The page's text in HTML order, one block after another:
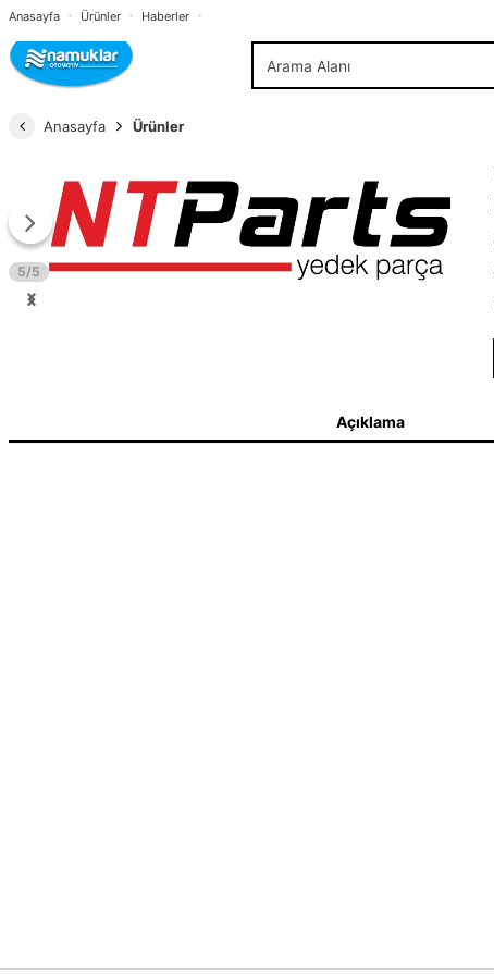
Anasayfa Ürünler Haberler
Anasayfa Ürünler
5/5
Açıklama